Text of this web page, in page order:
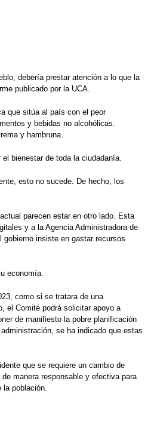
debería prestar atención a lo que la
publicado por la UCA.
que sitúa al país con el peor
y bebidas no alcohólicas.
y hambruna.
bienestar de toda la ciudadanía.
esto no sucede. De hecho, los
parecen estar en otro lado. Esta
y a la Agencia Administradora de
insiste en gastar recursos
economía.
como si se tratara de una
el Comité podrá solicitar apoyo a
de manifiesto la pobre planificación
se ha indicado que estas
que se requiere un cambio de
manera responsable y efectiva para
la población.